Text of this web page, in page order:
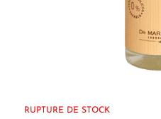
RUPTURE DE STOCK